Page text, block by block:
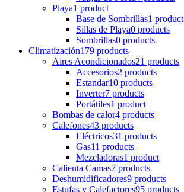
Playa1 product
Base de Sombrillas1 product
Sillas de Playa0 products
Sombrillas0 products
Climatización179 products
Aires Acondicionados21 products
Accesorios2 products
Estandar10 products
Inverter7 products
Portátiles1 product
Bombas de calor4 products
Calefones43 products
Eléctricos31 products
Gas11 products
Mezcladoras1 product
Calienta Camas7 products
Deshumidificadores9 products
Estufas y Calefactores95 products